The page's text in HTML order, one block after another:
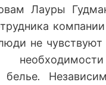
Лауры
не чувствуют
белье.